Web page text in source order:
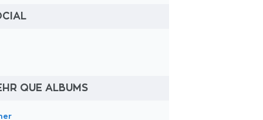
QUE ALBUMS